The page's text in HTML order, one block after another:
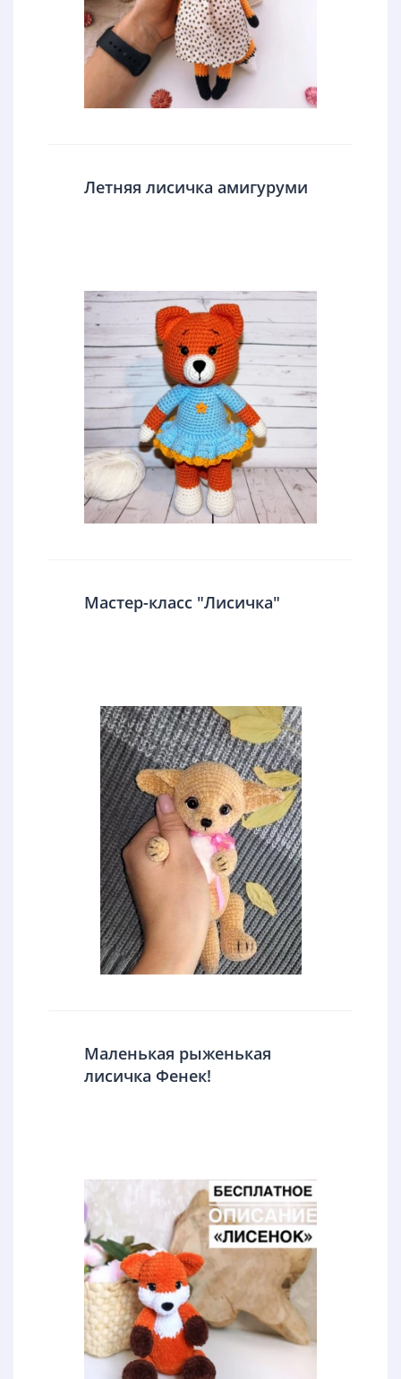
Летняя лисичка амигуруми
Мастер-класс "Лисичка"
Маленькая рыженькая
лисичка Фенек!